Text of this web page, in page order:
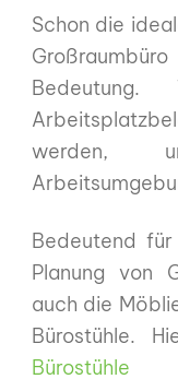
Schon die
werden,
Bedeutend
Planung von
auch die
Bürostühle.
Bürostühle